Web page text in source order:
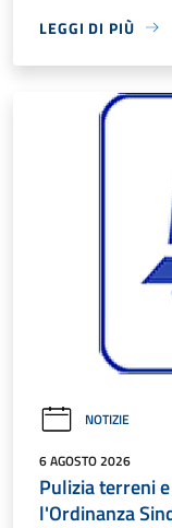
LEGGI DI PIÙ
NOTIZIE
6 AGOSTO 2026
Pulizia terreni
l'Ordinanza